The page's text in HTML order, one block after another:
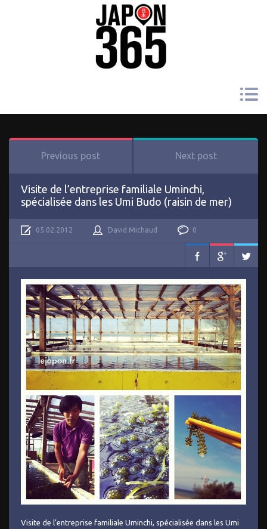
Previous post Next post
Visite de l’entreprise familiale Uminchi,
spécialisée dans les Umi Budo (raisin de mer)
05.02.2012 David Michaud 0
Visite de l’entreprise familiale Uminchi, spécialisée dans les Umi